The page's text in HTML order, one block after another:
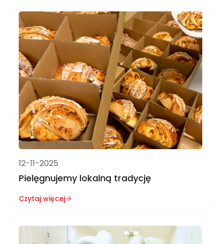
12-11-2025
Pielęgnujemy lokalną tradycję
Czytaj więcej